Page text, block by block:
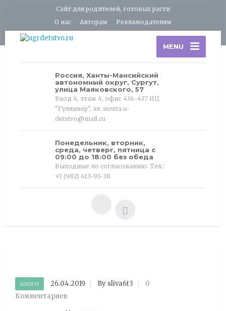
Сайт для родителей, готовых расти
О нас
Авторам Рекламодателям
MENU
Россия, Ханты-Мансийский
автономный округ, Сургут,
улица Маяковского, 57
Вход 4, этаж 4, офис 436-437 ИЦ
"Гулливер", эл. почта u-
detstvo@mail.ru
Понедельник, вторник,
среда, четверг, пятница с
09:00 до 18:00 без обеда
Выходные по согласованию. Тел.:
+7 (982) 413-93-38
БЛОГИ 26.04.2019 By sliva6t3
0
Комментариев